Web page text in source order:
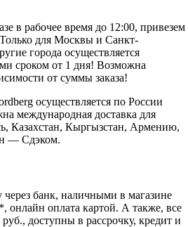
в рабочее время до 12:00, привезем
для Москвы и Санкт-
города осуществляется
сроком от 1 дня! Возможна
от суммы заказа!
осуществляется по России
международная доставка для
Казахстан, Кыргызстан, Армению,
— Сдэком.
банк, наличными в магазине
онлайн оплата картой. А также, все
доступны в рассрочку, кредит и